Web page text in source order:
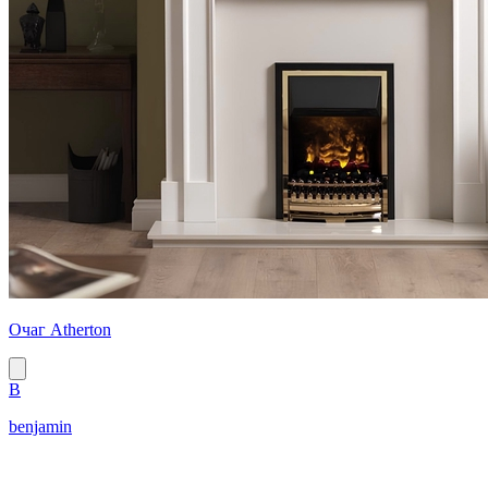
Очаг Atherton
B
benjamin